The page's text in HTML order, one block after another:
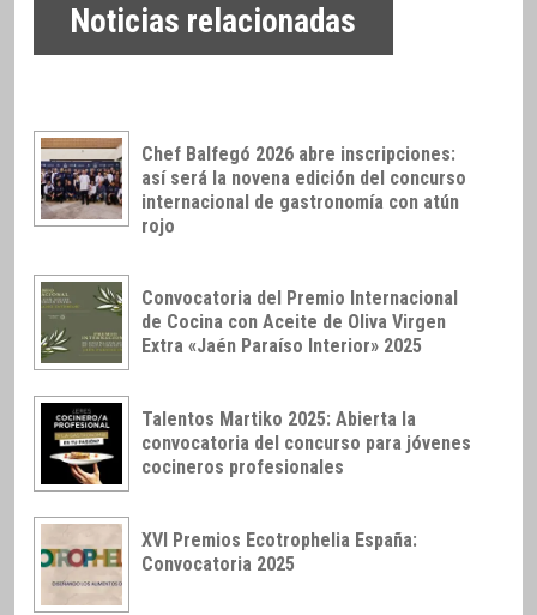
Noticias relacionadas
Chef Balfegó 2026 abre inscripciones:
así será la novena edición del concurso
internacional de gastronomía con atún
rojo
Convocatoria del Premio Internacional
de Cocina con Aceite de Oliva Virgen
Extra «Jaén Paraíso Interior» 2025
Talentos Martiko 2025: Abierta la
convocatoria del concurso para jóvenes
cocineros profesionales
XVI Premios Ecotrophelia España:
Convocatoria 2025